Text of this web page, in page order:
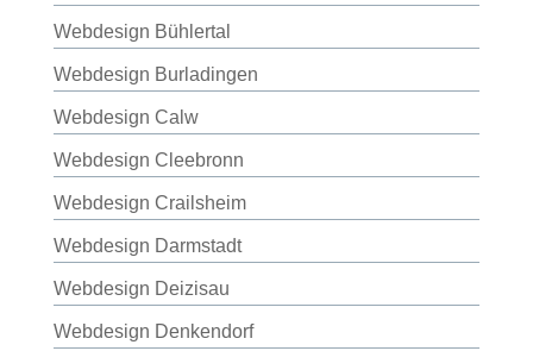
Webdesign Bühlertal
Webdesign Burladingen
Webdesign Calw
Webdesign Cleebronn
Webdesign Crailsheim
Webdesign Darmstadt
Webdesign Deizisau
Webdesign Denkendorf